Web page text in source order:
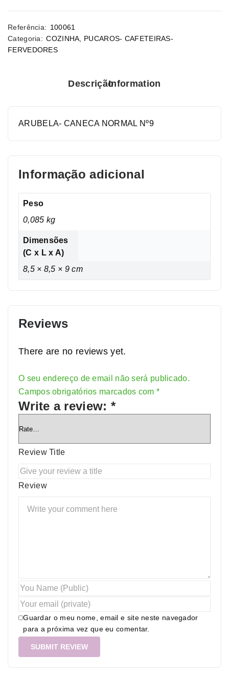
Referência: 100061
Categoria: COZINHA
PUCAROS- CAFETEIRAS-
FERVEDORES
DescriçãoInformation
ARUBELA- CANECA NORMAL Nº9
Informação adicional
Peso
0,085 kg
Dimensões
(C x L x A)
8,5 × 8,5 × 9 cm
Reviews
There are no reviews yet.
O seu endereço de email não será publicado.
Campos obrigatórios marcados com *
Write a review: *
Review Title
Review
Guardar o meu nome, email e site neste navegador
para a próxima vez que eu comentar.
Alternative: